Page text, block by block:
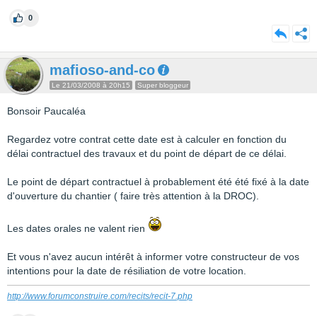
0
mafioso-and-co
Le 21/03/2008 à 20h15 Super bloggeur
Bonsoir Paucaléa
Regardez votre contrat cette date est à calculer en fonction du
délai contractuel des travaux et du point de départ de ce délai.
Le point de départ contractuel à probablement été été fixé à la date
d'ouverture du chantier ( faire très attention à la DROC).
Les dates orales ne valent rien
Et vous n'avez aucun intérêt à informer votre constructeur de vos
intentions pour la date de résiliation de votre location.
http://www.forumconstruire.com/recits/recit-7.php